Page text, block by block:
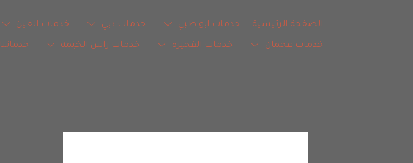
الصفحة الرئيسية خدمات ابو ظبي خدمات دبي خدمات العين
خدمات عجمان خدمات الفجيره خدمات راس الخيمه خدماتنا